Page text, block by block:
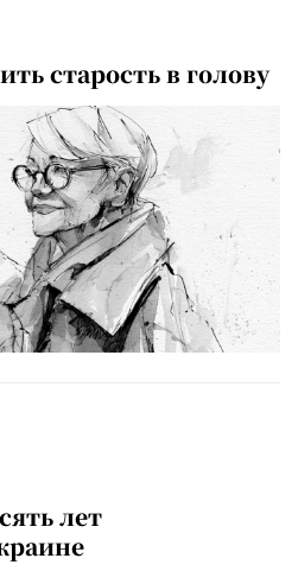
старость в голову
лет